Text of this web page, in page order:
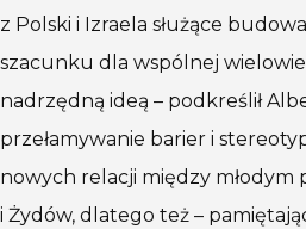
z Polski i Izraela służące
szacunku dla wspólnej
nadrzędną ideą – podkreślił
przełamywanie barier i
nowych relacji między
i Żydów, dlatego też –